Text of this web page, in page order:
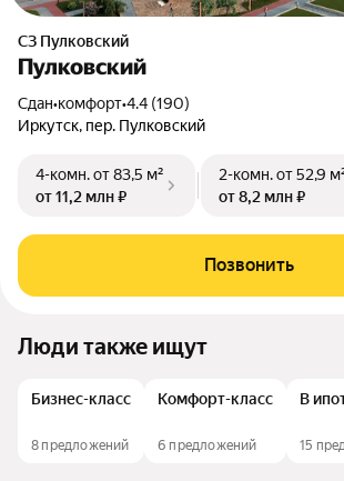
СЗ Пулковский
Пулковский
Сдан•комфорт•4.4 (190)
Иркутск, пер. Пулковский
4-комн.от 83,5 м²
от 11,2 млн ₽
2-комн.от 52,9
от 8,2 млн ₽
Позвонить
Люди также ищут
Бизнес-класс
8 предложений
Комфорт-класс
6 предложений
В
15